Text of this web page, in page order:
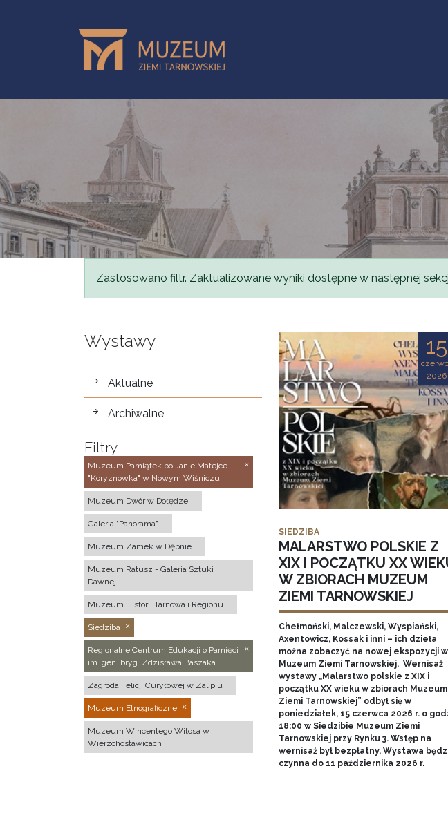
Komunikat
Zastosowano filtr. Zaktualizowane wyniki dostępne w następnej
Wystawy
wystawy
Aktualne
Archiwalne
Filtry
Muzeum Pamiątek po Janie Matejce
"Koryznówka" w Nowym Wiśniczu
Muzeum Dwór w Dołędze
Galeria "Panorama"
Muzeum Zamek w Dębnie
Muzeum Ratusz - Galeria Sztuki
Dawnej
Muzeum Historii Tarnowa i Regionu
Siedziba
Regionalne Centrum Edukacji o Pamięci
im. gen. bryg. Zdzisława Baszaka
Zagroda Felicji Curyłowej w Zalipiu
Muzeum Etnograficzne
Muzeum Wincentego Witosa w
Wierzchosławicach
15
2026
SIEDZIBA
MALARSTWO POLSKIE Z
XIX I POCZĄTKU XX
W ZBIORACH MUZEUM
ZIEMI TARNOWSKIEJ
Chełmoński, Malczewski, Wyspiański,
Axentowicz, Kossak i inni – ich dzieła
można zobaczyć na nowej ekspozycji w
Muzeum Ziemi Tarnowskiej. Wernisaż
wystawy „Malarstwo polskie z XIX i
początku XX wieku w zbiorach Muzeum
Ziemi Tarnowskiej” odbył się w
poniedziałek, 15 czerwca 2026 r. o
18:00 w Siedzibie Muzeum Ziemi
Tarnowskiej przy Rynku 3. Wstęp na
wernisaż był bezpłatny. Wystawa
czynna do 11 października 2026 r.